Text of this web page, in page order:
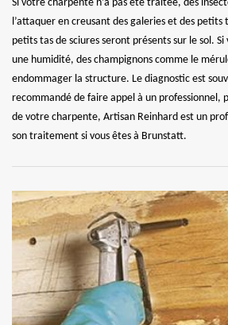
Si votre charpente n’a pas été traitée, des
l’attaquer en creusant des galeries et des petits
petits tas de sciures seront présents sur le sol.
une humidité, des champignons comme le
endommager la structure. Le diagnostic est
recommandé de faire appel à un professionnel,
de votre charpente, Artisan Reinhard est un
son traitement si vous êtes à Brunstatt.